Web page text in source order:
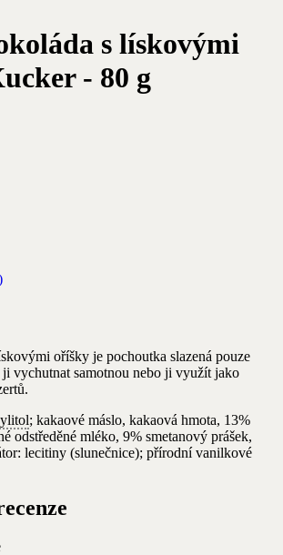
s lískovými
- 80 g
oříšky je pochoutka slazená pouze
vychutnat samotnou nebo ji využít jako
; kakaové máslo, kakaová hmota, 13%
odstředěné mléko, 9% smetanový prášek,
lecitiny (slunečnice); přírodní vanilkové